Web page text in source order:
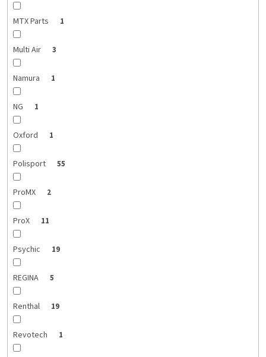
MTX Parts 1
Multi Air 3
Namura 1
NG 1
Oxford 1
Polisport 55
ProMX 2
ProX 11
Psychic 19
REGINA 5
Renthal 19
Revotech 1